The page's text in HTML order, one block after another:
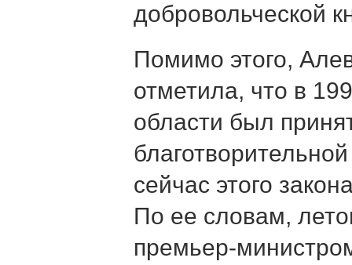
добровольческой
Помимо этого,
отметила, что в
области был
сейчас этого
По ее словам,
премьер-